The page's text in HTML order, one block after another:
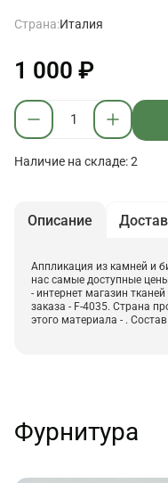
Страна:Италия
1 000 ₽
Наличие на складе: 2
Описание
Аппликация из камней и
нас самые доступные
- интернет магазин
заказа - F-4035. Страна
этого материала - .
Фурнитура